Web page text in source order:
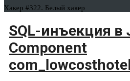
Хакер #322. Белый хакер
SQL-инъекция в
Component